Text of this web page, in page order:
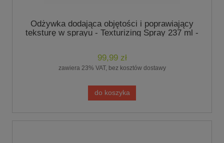
Odżywka dodająca objętości i poprawiający
teksturę w sprayu - Texturizing Spray 237 ml -
99,99 zł
zawiera 23% VAT, bez kosztów dostawy
do koszyka